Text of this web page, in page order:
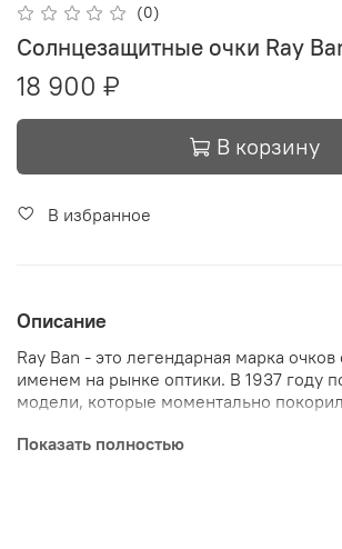
(0)
Солнцезащитные очки Ray
18 900 ₽
В корзину
В избранное
Описание
Ray Ban - это легендарная марка
именем на рынке оптики. В 1937 году
модели, которые моментально
Производитель использует передовые
Показать полностью